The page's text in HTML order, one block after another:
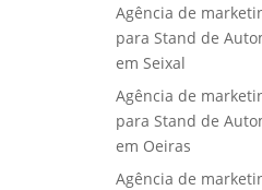
Agência de
para Stand de
em Seixal
Agência de
para Stand de
em Oeiras
Agência de